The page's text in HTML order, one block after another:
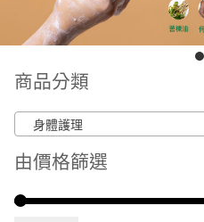
商品分類
身體護理
由價格篩選